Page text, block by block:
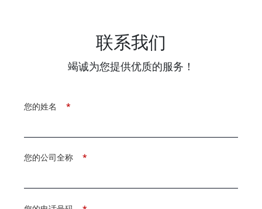
联系我们
竭诚为您提供优质的服务！
*
您的姓名
*
您的公司全称